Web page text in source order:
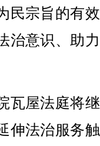
民宗旨的有
治意识、助
屋法庭将
伸法治服务